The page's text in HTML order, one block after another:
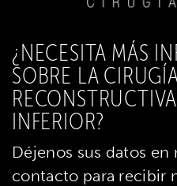
¿NECESITA MÁS
SOBRE LA
INFERIOR?
Déjenos sus datos
contacto para recibir